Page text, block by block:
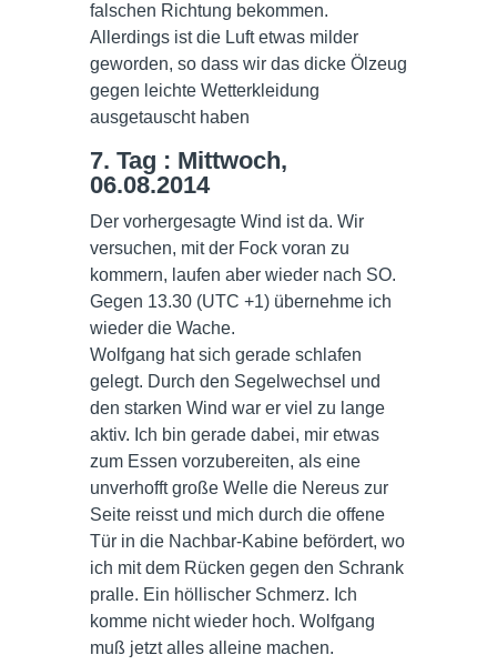
falschen Richtung bekommen.
Allerdings ist die Luft etwas milder
geworden, so dass wir das dicke Ölzeug
gegen leichte Wetterkleidung
ausgetauscht haben
7. Tag : Mittwoch,
06.08.2014
Der vorhergesagte Wind ist da. Wir
versuchen, mit der Fock voran zu
kommern, laufen aber wieder nach SO.
Gegen 13.30 (UTC +1) übernehme ich
wieder die Wache.
Wolfgang hat sich gerade schlafen
gelegt. Durch den Segelwechsel und
den starken Wind war er viel zu lange
aktiv. Ich bin gerade dabei, mir etwas
zum Essen vorzubereiten, als eine
unverhofft große Welle die Nereus zur
Seite reisst und mich durch die offene
Tür in die Nachbar-Kabine befördert, wo
ich mit dem Rücken gegen den Schrank
pralle. Ein höllischer Schmerz. Ich
komme nicht wieder hoch. Wolfgang
muß jetzt alles alleine machen.